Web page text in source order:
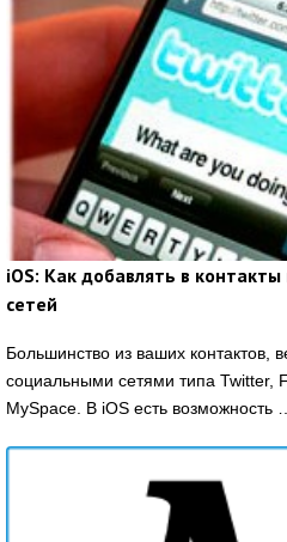
iOS: Как добавлять в
сетей
Большинство из ваших контактов,
социальными сетями типа Twitter,
MySpace. В iOS есть возможность …